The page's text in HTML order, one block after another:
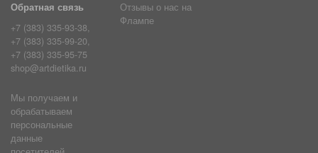
Обратная связь
+7 (383) 335-93-38,
+7 (383) 335-99-20,
+7 (383) 335-95-75
shop@artdietika.ru
Отзывы о нас на
Флампе
Мы получаем и
обрабатываем
персональные
данные